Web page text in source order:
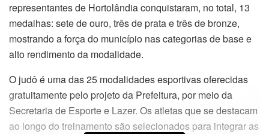
representantes de Hortolândia conquistaram, no total, 13
medalhas: sete de ouro, três de prata e três de bronze,
mostrando a força do município nas categorias de base e
alto rendimento da modalidade.
O judô é uma das 25 modalidades esportivas oferecidas
gratuitamente pelo projeto da Prefeitura, por meio da
Secretaria de Esporte e Lazer. Os atletas que se destacam
ao longo do treinamento são selecionados para integrar as